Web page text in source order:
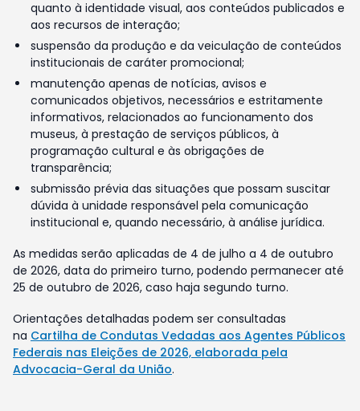
quanto à identidade visual, aos conteúdos publicados e
aos recursos de interação;
suspensão da produção e da veiculação de conteúdos
institucionais de caráter promocional;
manutenção apenas de notícias, avisos e
comunicados objetivos, necessários e estritamente
informativos, relacionados ao funcionamento dos
museus, à prestação de serviços públicos, à
programação cultural e às obrigações de
transparência;
submissão prévia das situações que possam suscitar
dúvida à unidade responsável pela comunicação
institucional e, quando necessário, à análise jurídica.
As medidas serão aplicadas de 4 de julho a 4 de outubro
de 2026, data do primeiro turno, podendo permanecer até
25 de outubro de 2026, caso haja segundo turno.
Orientações detalhadas podem ser consultadas
na Cartilha de Condutas Vedadas aos Agentes Públicos
Federais nas Eleições de 2026, elaborada pela
Advocacia-Geral da União.